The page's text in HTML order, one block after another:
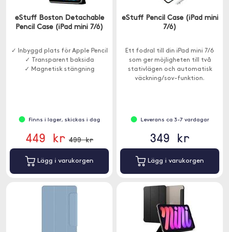
eStuff Boston Detachable
Pencil Case (iPad mini 7/6)
✓ Inbyggd plats för Apple Pencil
✓ Transparent baksida
✓ Magnetisk stängning
Finns i lager, skickas i dag
449 kr 499 kr
Lägg i varukorgen
eStuff Pencil Case (iPad mini
7/6)
Ett fodral till din iPad mini 7/6
som ger möjligheten till två
stativlägen och automatisk
väckning/sov-funktion.
Leverans ca 3-7 vardagar
349 kr
Lägg i varukorgen